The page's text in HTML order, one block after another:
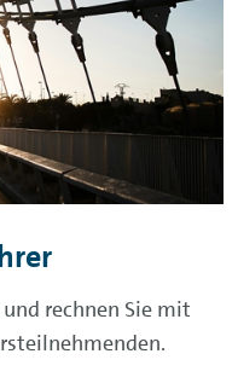
und rechnen Sie mit